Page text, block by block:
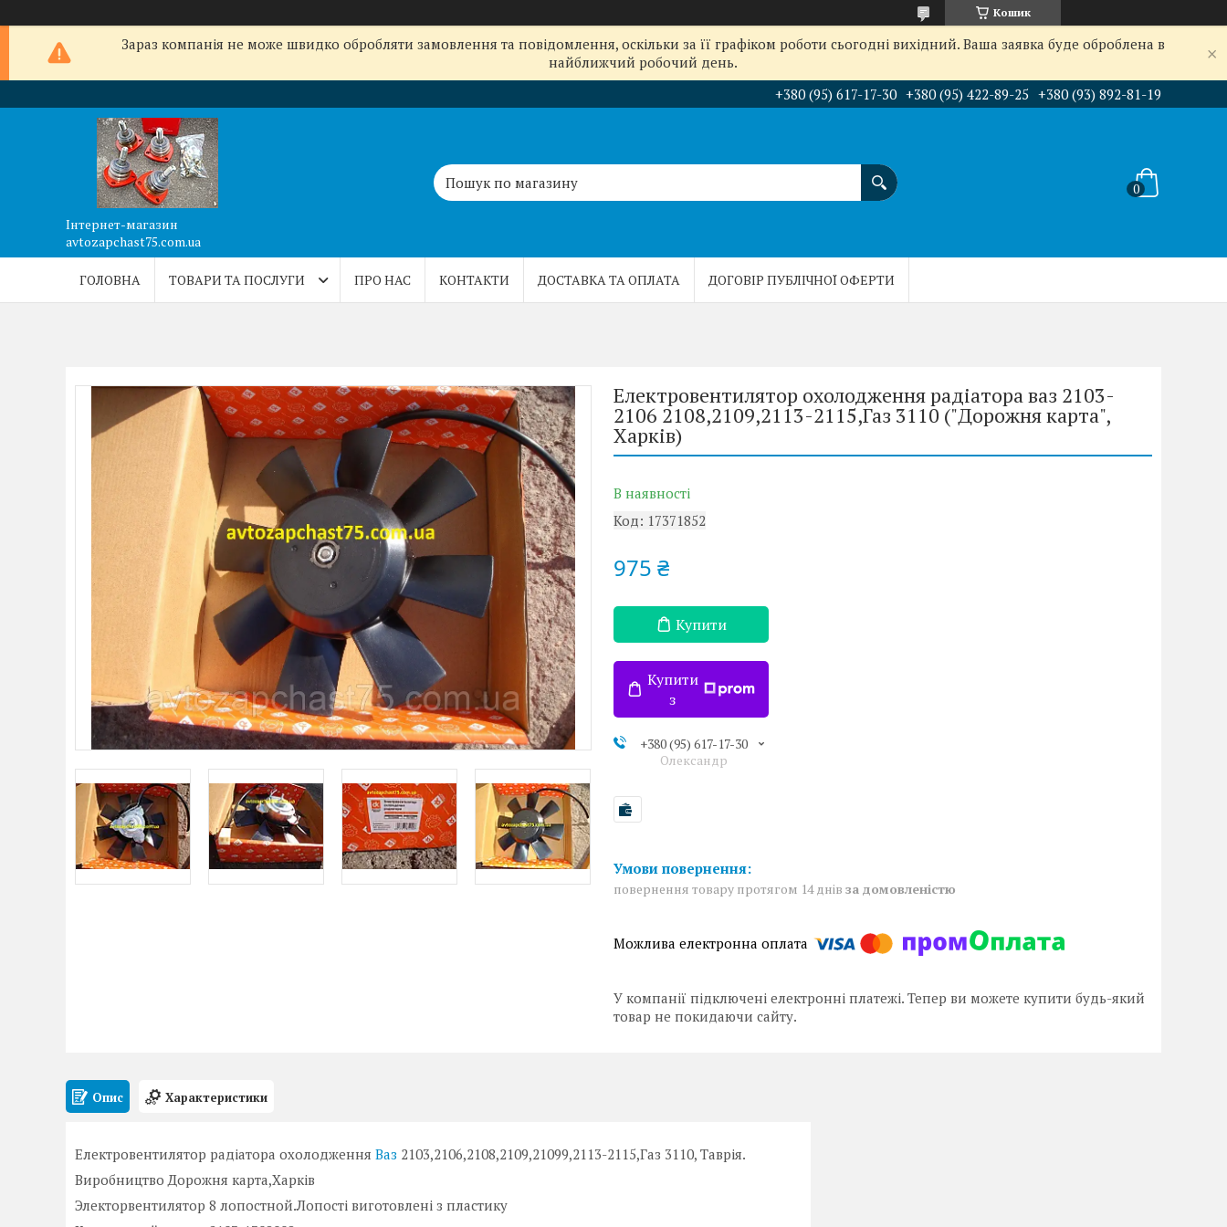
Кошик
Зараз компанія не може швидко обробляти замовлення та повідомлення, оскільки за її графіком роботи сьогодні вихідний. Ваша заявка буде оброблена в
найближчий робочий день.
+380 (95) 617-17-30 +380 (95) 422-89-25 +380 (93) 892-81-19
Інтернет-магазин
avtozapchast75.com.ua
ГОЛОВНА ТОВАРИ ТА ПОСЛУГИ ПРО НАС КОНТАКТИ ДОСТАВКА ТА ОПЛАТА ДОГОВІР ПУБЛІЧНОЇ ОФЕРТИ
Електровентилятор охолодження радіатора ваз 2103-
2106 2108,2109,2113-2115,Газ 3110 ("Дорожня карта",
Харків)
В наявності
Код: 17371852
975 ₴
Купити
Купити
з
+380 (95) 617-17-30
Олександр
повернення товару протягом 14 днів за домовленістю
У компанії підключені електронні платежі. Тепер ви можете купити будь-який
товар не покидаючи сайту.
Опис Характеристики
Електровентилятор радіатора охолодження Ваз 2103,2106,2108,2109,21099,2113-2115,Газ 3110, Таврія.
Виробництво Дорожня карта,Харків
Электорвентилятор 8 лопостной.Лопості виготовлені з пластику